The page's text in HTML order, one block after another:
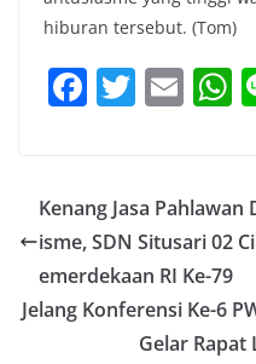
hiburan tersebut. (Tom)
F
e
b
o
o
T
er
E
l s
A
p
p
Kenang Jasa
isme, SDN Situsari 02
emerdekaan RI Ke-79
Jelang Konferensi Ke-6
Gelar Rapat